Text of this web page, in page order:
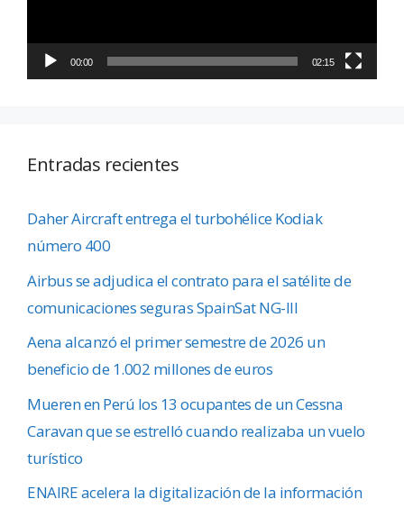
00:00 02:15
Entradas recientes
Daher Aircraft entrega el turbohélice Kodiak
número 400
Airbus se adjudica el contrato para el satélite de
comunicaciones seguras SpainSat NG-III
Aena alcanzó el primer semestre de 2026 un
beneficio de 1.002 millones de euros
Mueren en Perú los 13 ocupantes de un Cessna
Caravan que se estrelló cuando realizaba un vuelo
turístico
ENAIRE acelera la digitalización de la información